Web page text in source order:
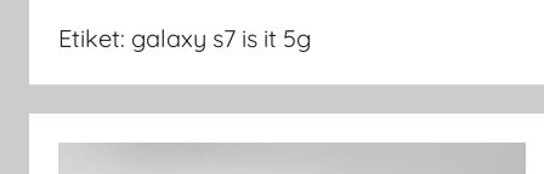
Etiket: galaxy s7 is it 5g